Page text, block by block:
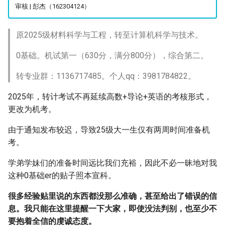
收到考试形式变更通知后的
两周：
一点私货：
CS自学指南
Z-library
[大一]25-信息管理与信息系
统->电气工程及其自动化
自动化
[大一]25-工程管理->电气工程
及其自动化
[大一]25-智能建造->电气工程
[大一]24-给排水->电气工程及
其自动化
[大一]23-生工->智能电网信息
工程
子科学与工程
[大二]24-工程管理->集成电路
[大一]25-水利水电->量子信息
科学
[大一]25-外国语->数理综合班
学与工程
[大一]24-数学类-电子科学与
技术
[大一]23-土木->电子信息类
[大一]24-土木交通工程->车辆
工程
[大一]22-外国语->数理金融实
验班
[大一]21-机械->数理金融实验
[大一]21-土木->经济学
电气
数学
经管
计算机
2024计算机机试题目
2022计算机机试题目
21级计算机学院面试名单
学院
[保研] 2025-信息学院
[保研] 2025-信息学院
[考研] 2025-人工智能研究
清华大学
北京航空航天大学
湖南大学
同济大学
北京大学
中科大
审核 | 彭杰（162304124）
原2025级材料科学与工程，转至计算机科学与技术。
0基础。机试第一（630分，满分800分），综合第二。
转专业群：1136717485。个人qq：3981784822。
2025年，转计考试不再延续高数+导论+英语的考核形式，
更改为机考。
由于通知发布较迟，导致25级大一生仅有两周时间准备机
考。
学弟学妹们的准备时间远比我们充裕，因此不必一昧地对我
这种0基础er的贴子照本宣科。
很多经验贴里说的东西都没那么准确，甚至给出了错误的信
息。我只能在这里提醒一下大家，即使没法判别，也至少不
要抱着全信的虔诚态度。